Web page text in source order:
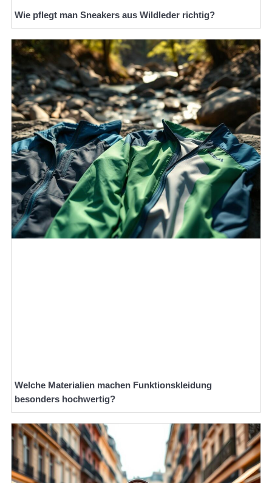
Wie pflegt man Sneakers aus Wildleder richtig?
Welche Materialien machen Funktionskleidung
besonders hochwertig?